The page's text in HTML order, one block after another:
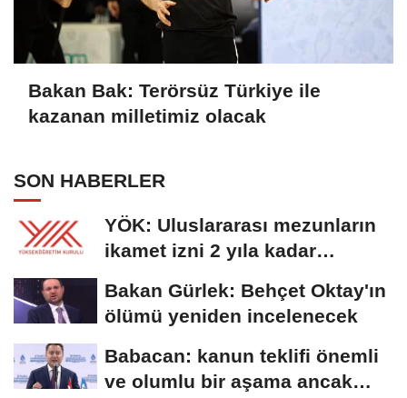
Bakan Bak: Terörsüz Türkiye ile
kazanan milletimiz olacak
SON HABERLER
YÖK: Uluslararası mezunların
ikamet izni 2 yıla kadar
Bakan Gürlek: Behçet Oktay'ın
ölümü yeniden incelenecek
Babacan: kanun teklifi önemli
ve olumlu bir aşama ancak